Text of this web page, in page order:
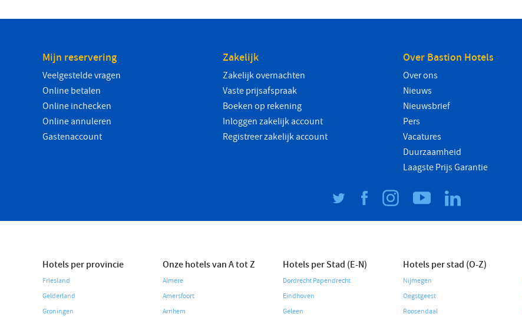
Mijn reservering
Veelgestelde vragen
Online betalen
Online inchecken
Online annuleren
Gastenaccount
Zakelijk
Zakelijk overnachten
Vaste prijsafspraak
Boeken op rekening
Inloggen zakelijk account
Registreer zakelijk account
Over Bastion Hotels
Over ons
Nieuws
Nieuwsbrief
Pers
Vacatures
Duurzaamheid
Laagste Prijs Garantie
Hotels per provincie
Friesland
Gelderland
Groningen
Onze hotels van A tot Z
Almere
Amersfoort
Arnhem
Hotels per Stad (E-N)
Dordrecht Papendrecht
Eindhoven
Geleen
Hotels per stad (O-Z)
Nijmegen
Oegstgeest
Roosendaal